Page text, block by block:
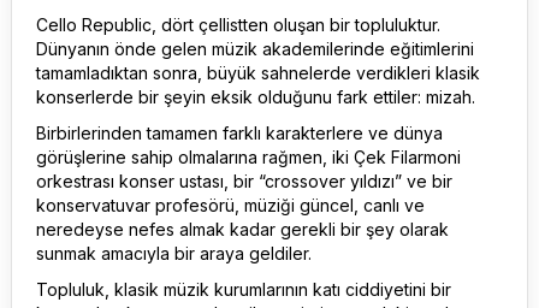
Cello Republic, dört çellistten oluşan bir topluluktur.
Dünyanın önde gelen müzik akademilerinde eğitimlerini
tamamladıktan sonra, büyük sahnelerde verdikleri klasik
konserlerde bir şeyin eksik olduğunu fark ettiler: mizah.
Birbirlerinden tamamen farklı karakterlere ve dünya
görüşlerine sahip olmalarına rağmen, iki Çek Filarmoni
orkestrası konser ustası, bir “crossover yıldızı” ve bir
konservatuvar profesörü, müziği güncel, canlı ve
neredeyse nefes almak kadar gerekli bir şey olarak
sunmak amacıyla bir araya geldiler.
Topluluk, klasik müzik kurumlarının katı ciddiyetini bir